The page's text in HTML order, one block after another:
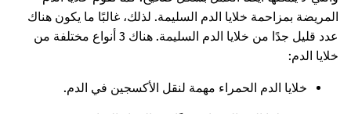
المريضة بمزاحمة خلايا الدم السليمة. لذلك، غالبًا ما يكون هناك
عدد قليل جدًا من خلايا الدم السليمة. هناك 3 أنواع مختلفة من
خلايا الدم:
خلايا الدم الحمراء مهمة لنقل الأكسجين في الدم.